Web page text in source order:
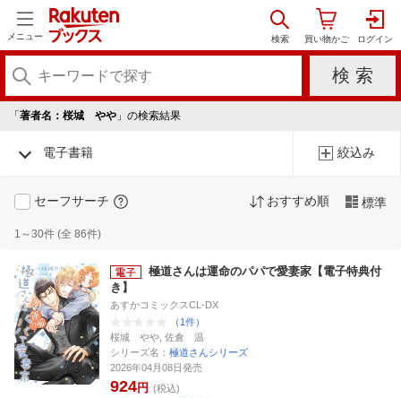
メニュー
「 著者名：桜城 やや 」の検索結果
電子書籍 絞込み
セーフサーチ おすすめ順 標準
1～30件 (全 86件)
極道さんは運命のパパで愛妻家【電子特典付
き】
あすかコミックスCL-DX
（1件）
桜城 やや, 佐倉 温
シリーズ名： 極道さんシリーズ
2026年04月08日発売
924円 (税込)